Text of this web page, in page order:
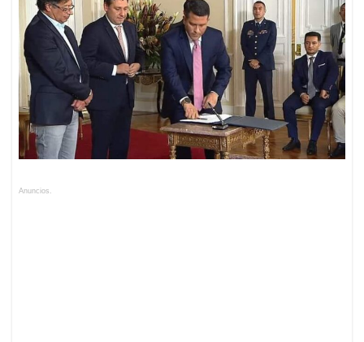
Anuncios.